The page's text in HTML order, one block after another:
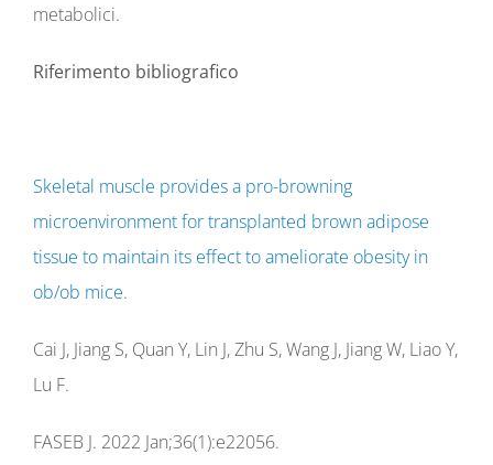
metabolici.
Riferimento bibliografico
Skeletal muscle provides a pro-browning
microenvironment for transplanted brown adipose
tissue to maintain its effect to ameliorate obesity in
ob/ob mice.
Cai J, Jiang S, Quan Y, Lin J, Zhu S, Wang J, Jiang W, Liao Y,
Lu F.
FASEB J. 2022 Jan;36(1):e22056.